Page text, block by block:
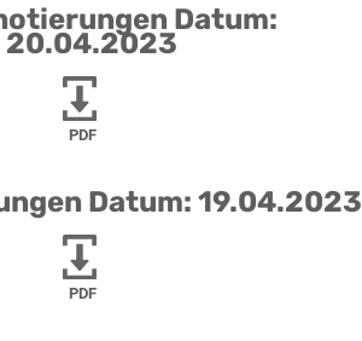
Datum:
20.04.2023
PDF
Datum: 19.04.2023
PDF